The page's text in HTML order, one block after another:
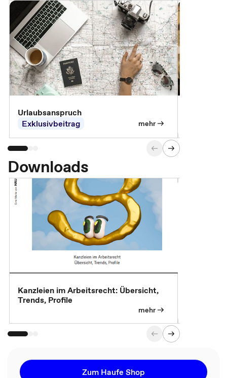
Urlaubsanspruch
Exklusivbeitrag
mehr
Downloads
Kanzleien im Arbeitsrecht: Übersicht,
Trends, Profile
mehr
Zum Haufe Shop